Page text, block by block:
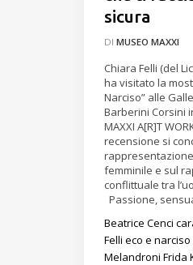
sicura
DI MUSEO MAXXI
Chiara Felli (del
ha visitato la
Narciso” alle
Barberini Corsini
MAXXI A[R]T
recensione si
femminile e sul
conflittuale tra
Passione,
Beatrice Cenci
Felli eco e narciso
Melandroni Frida